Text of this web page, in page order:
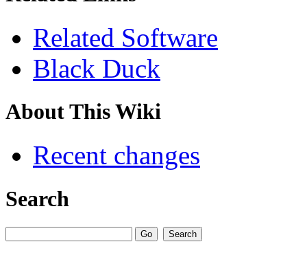
Related Software
Black Duck
About This Wiki
Recent changes
Search